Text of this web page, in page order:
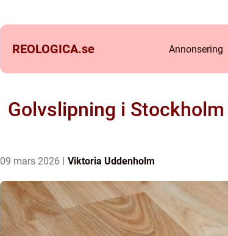
REOLOGICA.se Annonsering
Golvslipning i
09 mars 2026 Viktoria Uddenholm